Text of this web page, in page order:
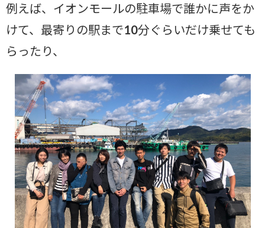
例えば、イオンモールの駐車場で誰かに声をか
けて、最寄りの駅まで10分ぐらいだけ乗せても
らったり、